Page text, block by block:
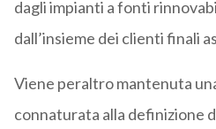
dagli impianti a fonti
dall’insieme dei clienti finali
Viene peraltro mantenuta
connaturata alla definizione